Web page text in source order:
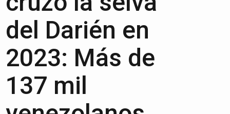
del Darién en
2023: Más de
137 mil